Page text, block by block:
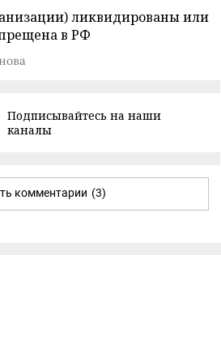
ликвидированы или
в РФ
Подписывайтесь на наши
каналы
комментарии (3)